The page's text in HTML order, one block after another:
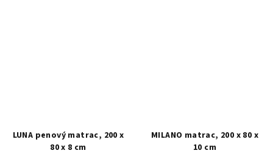
LUNA penový matrac, 200 x
80 x 8 cm
MILANO matrac, 200 x 80 x
10 cm